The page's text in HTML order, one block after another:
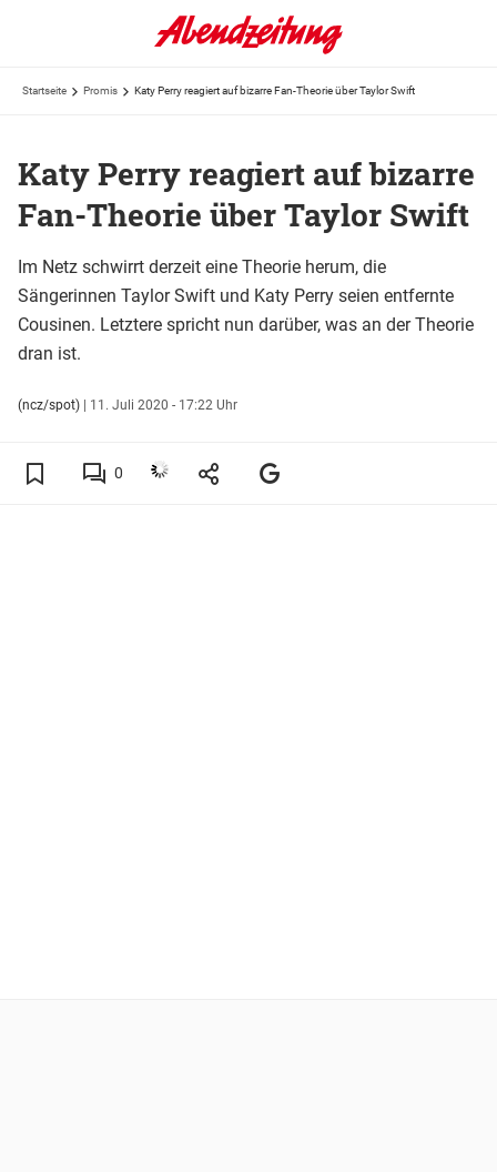
Startseite Promis Katy Perry reagiert auf bizarre Fan-Theorie über Taylor Swift
Katy Perry reagiert auf bizarre
Fan-Theorie über Taylor Swift
Im Netz schwirrt derzeit eine Theorie herum, die
Sängerinnen Taylor Swift und Katy Perry seien entfernte
Cousinen. Letztere spricht nun darüber, was an der Theorie
dran ist.
(ncz/spot) | 11. Juli 2020 - 17:22 Uhr
0